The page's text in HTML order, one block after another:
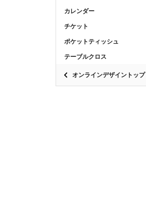
カレンダー
チケット
ポケットティッシュ
テーブルクロス
オンラインデザイントップ